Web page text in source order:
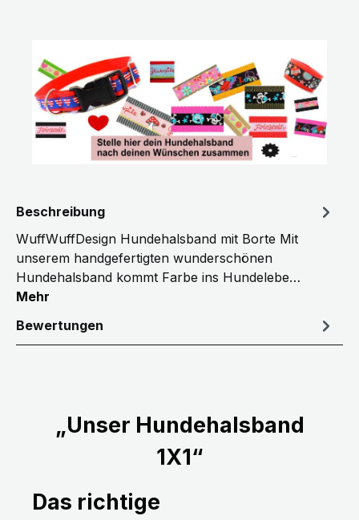
Beschreibung
WuffWuffDesign Hundehalsband mit Borte Mit
unserem handgefertigten wunderschönen
Hundehalsband kommt Farbe ins Hundelebe…
Mehr
Bewertungen
„Unser Hundehalsband
1X1“
Das richtige